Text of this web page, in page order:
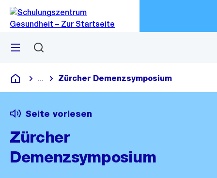
Navigation
Sprunglink
Menü
Schulungszentrum Gesundheit
Blende alle Breadcrumbs ein
Zürcher Demenzsymposium
Seite vorlesen
Zürcher
Demenzsymposium